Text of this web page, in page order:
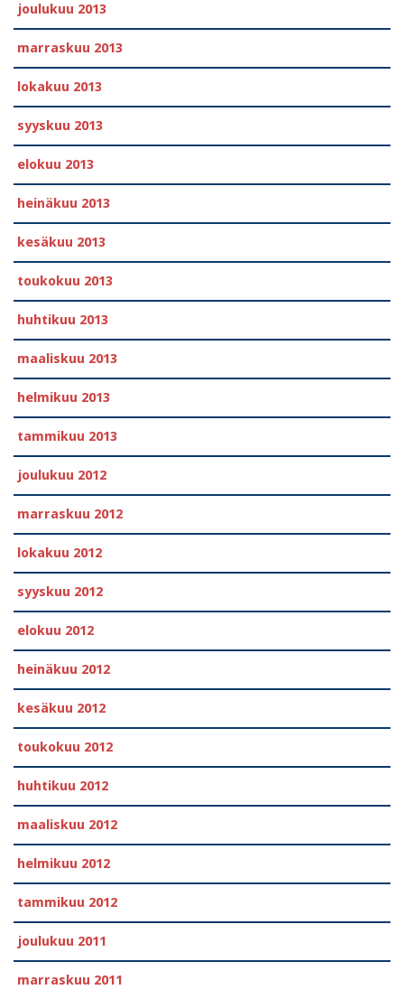
joulukuu 2013
marraskuu 2013
lokakuu 2013
syyskuu 2013
elokuu 2013
heinäkuu 2013
kesäkuu 2013
toukokuu 2013
huhtikuu 2013
maaliskuu 2013
helmikuu 2013
tammikuu 2013
joulukuu 2012
marraskuu 2012
lokakuu 2012
syyskuu 2012
elokuu 2012
heinäkuu 2012
kesäkuu 2012
toukokuu 2012
huhtikuu 2012
maaliskuu 2012
helmikuu 2012
tammikuu 2012
joulukuu 2011
marraskuu 2011